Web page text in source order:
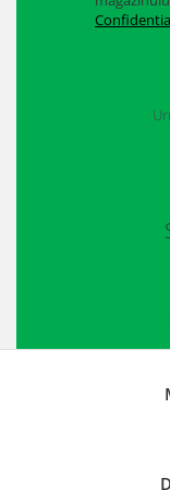
Accesorii alpinism
Opritoare de cadere
Incaltaminte
Pantofi de protectie